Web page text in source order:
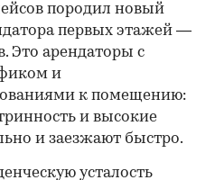
породил новый
первых этажей —
Это арендаторы с
и
к помещению:
и высокие
и заезжают быстро.
усталость